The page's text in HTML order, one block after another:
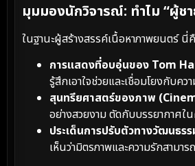
มุมมองนักวิจารณ์: ทำไม “ผู้ช
ในฐานะผู้สร้างสรรค์เนื้อหาภาพยนตร์ นี่
การแสดงที่อบอุ่นของ Tom
รู้สึกเอาใจช่วยและเชื่อมโยงกับค
สุนทรียศาสตร์ของภาพ
อย่างสวยงาม ตัดกับบรรยากาศใ
ประเด็นการปรับตัวทางวัฒนธร
เห็นว่ามิตรภาพและความรักสามา